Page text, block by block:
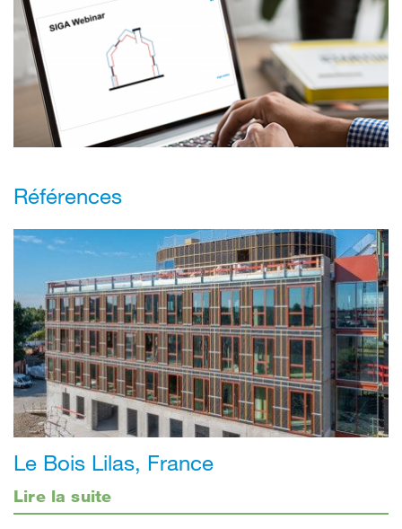
Références
Le Bois Lilas, France
Lire la suite